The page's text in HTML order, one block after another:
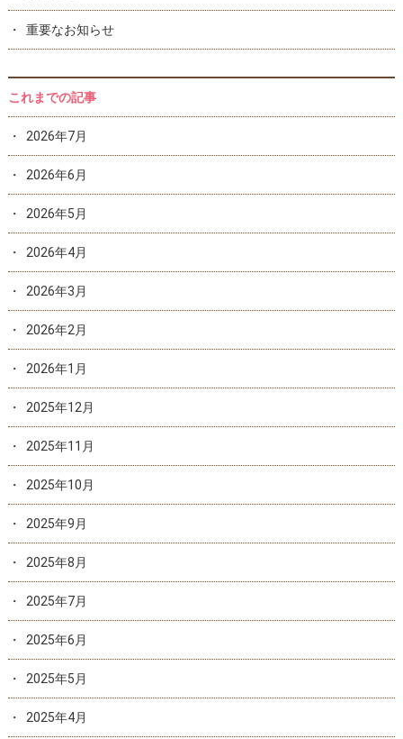
重要なお知らせ
これまでの記事
2026年7月
2026年6月
2026年5月
2026年4月
2026年3月
2026年2月
2026年1月
2025年12月
2025年11月
2025年10月
2025年9月
2025年8月
2025年7月
2025年6月
2025年5月
2025年4月